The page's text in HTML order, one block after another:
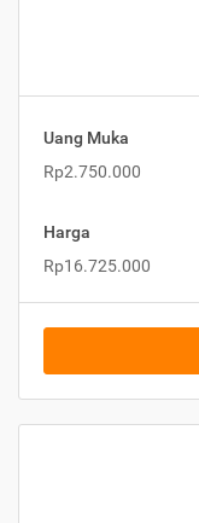
Uang Muka
Rp2.750.000
Harga
Rp16.725.000